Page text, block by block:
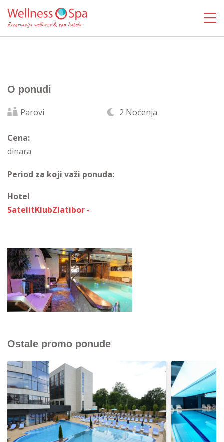
O ponudi
Parovi 2 Noćenja
Cena:
dinara
Period za koji važi ponuda:
Hotel
SatelitKlubZlatibor -
Ostale promo ponude